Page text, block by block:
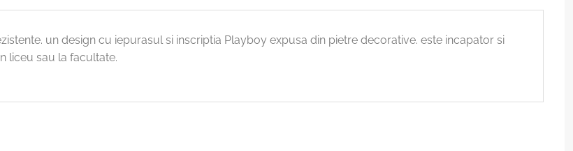
un design cu iepurasul si inscriptia Playboy expusa din pietre decorative. este incapator si
liceu sau la facultate.